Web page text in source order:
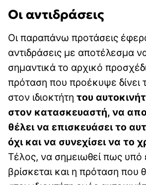
Οι αντιδράσεις
Οι παραπάνω προτάσεις
αντιδράσεις με αποτέλεσμα
σημαντικά το αρχικό
πρόταση που προέκυψε δίνει
στον ιδιοκτήτη του
στον κατασκευαστή, να
θέλει να επισκευάσει το
όχι και να συνεχίσει να το
Τέλος, να σημειωθεί πως υπό
βρίσκεται και η πρόταση που